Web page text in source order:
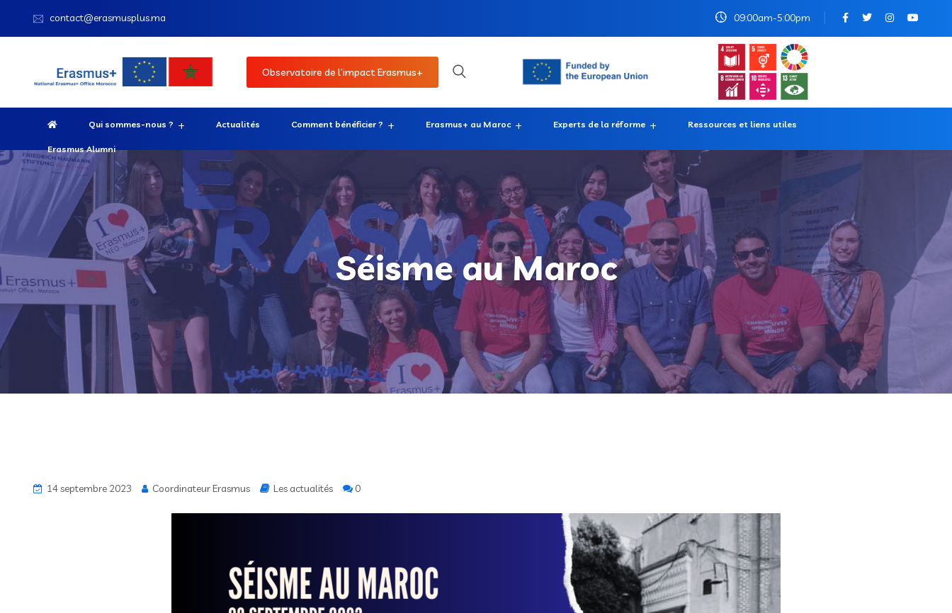
contact@erasmusplus.ma 09:00am-5:00pm
Observatoire de l’impact Erasmus+
Qui sommes-nous ? Actualités Comment bénéficier ? Erasmus+ au Maroc Experts de la réforme Ressources et liens utiles
Erasmus Alumni
Séisme au Maroc
14 septembre 2023 Coordinateur Erasmus Les actualités 0